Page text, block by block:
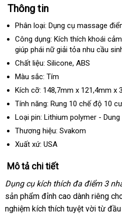
Thông tin
Phân loại: Dụng cụ massage
Công dụng: Kích thích khoái
giúp phái nữ giải tỏa nhu cầu
Chất liệu: Siliconeở
, ABS
Màu sắc: Tím
Kích cỡ: 148,7mm x 121,4mm x
Tính năng: Rung 10 chế độ 10
Loại pin: Lithium polymer -
Thương hiệu: Svakom
Xuất xứ: USA
Mô tả chi tiết
Dụng cụ kích thích đa điểm 3
sản phẩm đỉnh cao dành hàng
giả
riêng
nghiệm kích thích tuyệt vời từ